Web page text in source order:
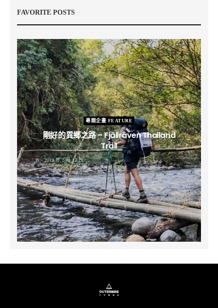
FAVORITE POSTS
專題企畫 FEATURE
剛好的異鄉之路 – Fjällräven Thailand
Trail
B 2019 年 2 月 12 日